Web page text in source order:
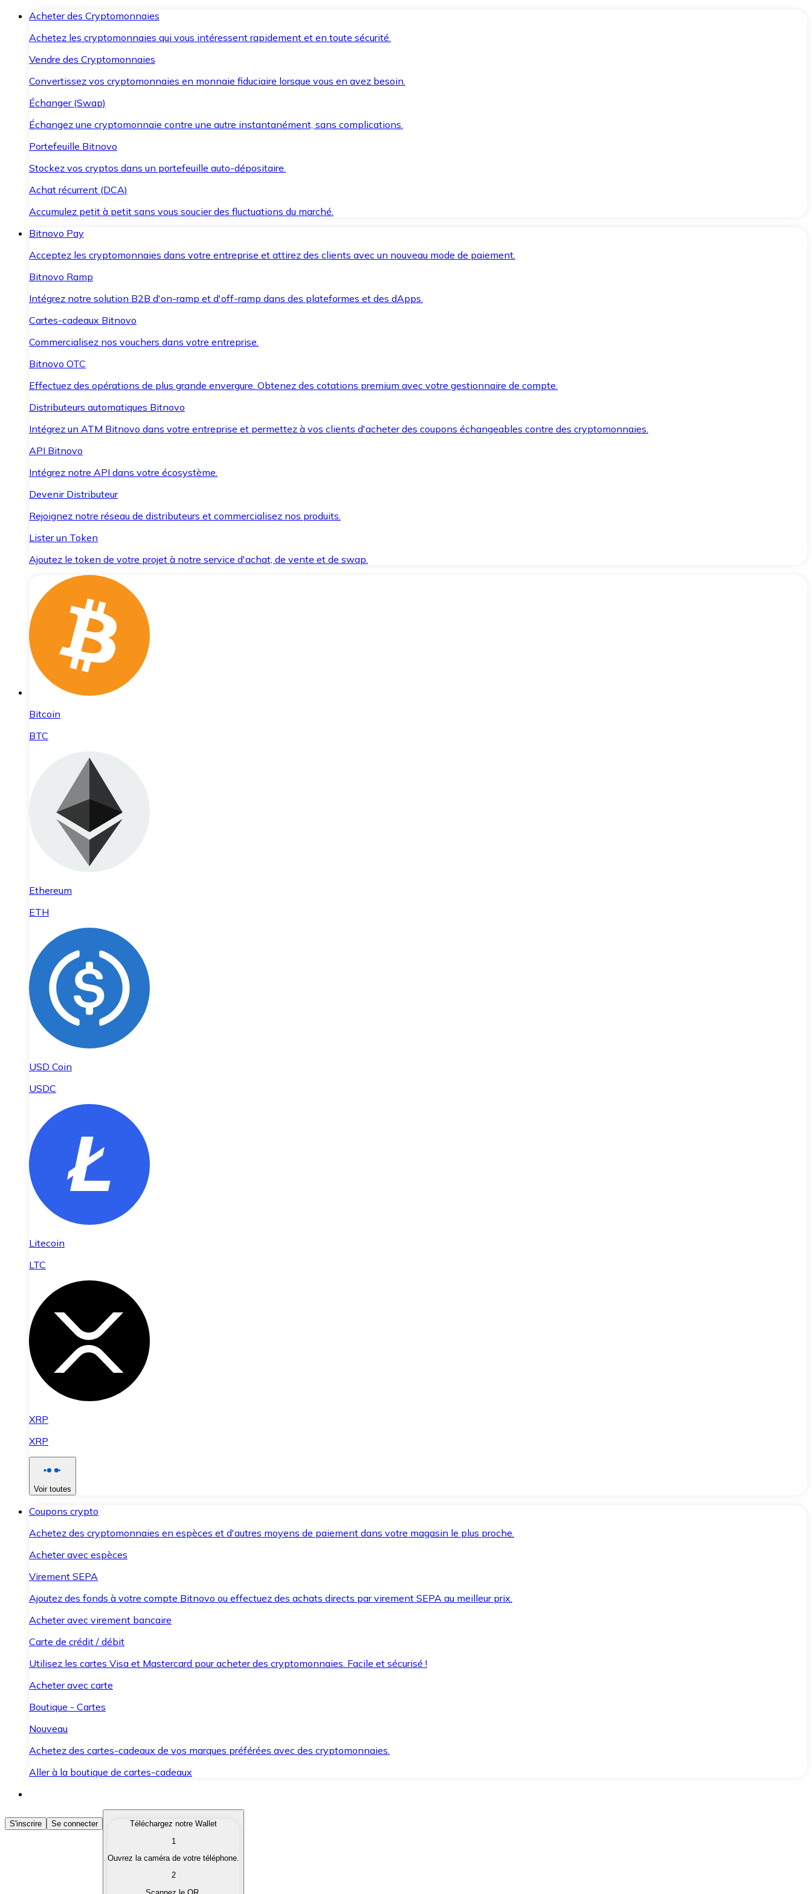
Acheter des Cryptomonnaies
Achetez les cryptomonnaies qui vous intéressent rapidement et en toute sécurité.
Vendre des Cryptomonnaies
Convertissez vos cryptomonnaies en monnaie fiduciaire lorsque vous en avez besoin.
Échanger (Swap)
Échangez une cryptomonnaie contre une autre instantanément, sans complications.
Portefeuille Bitnovo
Stockez vos cryptos dans un portefeuille auto-dépositaire.
Achat récurrent (DCA)
Accumulez petit à petit sans vous soucier des fluctuations du marché.
Bitnovo Pay
Acceptez les cryptomonnaies dans votre entreprise et attirez des clients avec un nouveau mode de paiement.
Bitnovo Ramp
Intégrez notre solution B2B d'on-ramp et d'off-ramp dans des plateformes et des dApps.
Cartes-cadeaux Bitnovo
Commercialisez nos vouchers dans votre entreprise.
Bitnovo OTC
Effectuez des opérations de plus grande envergure. Obtenez des cotations premium avec votre gestionnaire de compte.
Distributeurs automatiques Bitnovo
Intégrez un ATM Bitnovo dans votre entreprise et permettez à vos clients d'acheter des coupons échangeables contre des cryptomonnaies.
API Bitnovo
Intégrez notre API dans votre écosystème.
Devenir Distributeur
Rejoignez notre réseau de distributeurs et commercialisez nos produits.
Lister un Token
Ajoutez le token de votre projet à notre service d'achat, de vente et de swap.
Bitcoin
BTC
Ethereum
ETH
USD Coin
USDC
Litecoin
LTC
XRP
XRP
Voir toutes
Coupons crypto
Achetez des cryptomonnaies en espèces et d'autres moyens de paiement dans votre magasin le plus proche.
Acheter avec espèces
Virement SEPA
Ajoutez des fonds à votre compte Bitnovo ou effectuez des achats directs par virement SEPA au meilleur prix.
Acheter avec virement bancaire
Carte de crédit / débit
Utilisez les cartes Visa et Mastercard pour acheter des cryptomonnaies. Facile et sécurisé !
Acheter avec carte
Boutique - Cartes
Nouveau
Achetez des cartes-cadeaux de vos marques préférées avec des cryptomonnaies.
Aller à la boutique de cartes-cadeaux
Acheter des Cryptomonnaies
Achetez les cryptomonnaies qui vous intéressent rapidement et en toute sécurité.
Convertissez vos cryptomonnaies en monnaie fiduciaire lorsque vous en avez besoin.
S'inscrire Se connecter
Téléchargez notre Wallet
1
Ouvrez la caméra de votre téléphone.
2